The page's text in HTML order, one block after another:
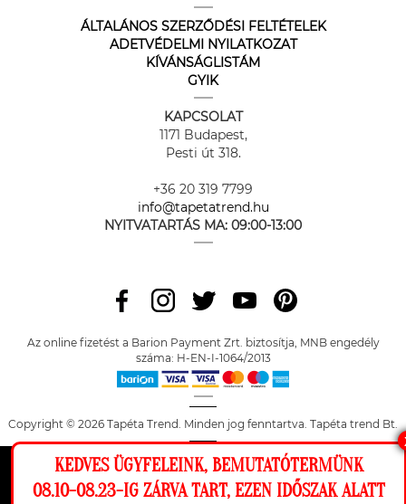
Ez a weboldal cookie-kat használ, hogy a
ÁLTALÁNOS SZERZŐDÉSI FELTÉTELEK
ADETVÉDELMI NYILATKOZAT
KÍVÁNSÁGLISTÁM
GYIK
KAPCSOLAT
1171 Budapest,
Pesti út 318.
+36 20 319 7799
info@tapetatrend.hu
NYITVATARTÁS MA: 09:00-13:00
Az online fizetést a Barion Payment Zrt. biztosítja, MNB engedély
száma: H-EN-I-1064/2013
Copyright © 2026 Tapéta Trend. Minden jog fenntartva. Tapéta trend Bt.
KEDVES ÜGYFELEINK, BEMUTATÓTERMÜNK
08.10-08.23-IG ZÁRVA TART, EZEN IDŐSZAK ALATT